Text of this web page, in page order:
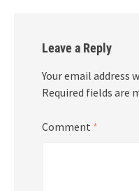
Leave a Reply
Your email address
Required fields are
Comment *